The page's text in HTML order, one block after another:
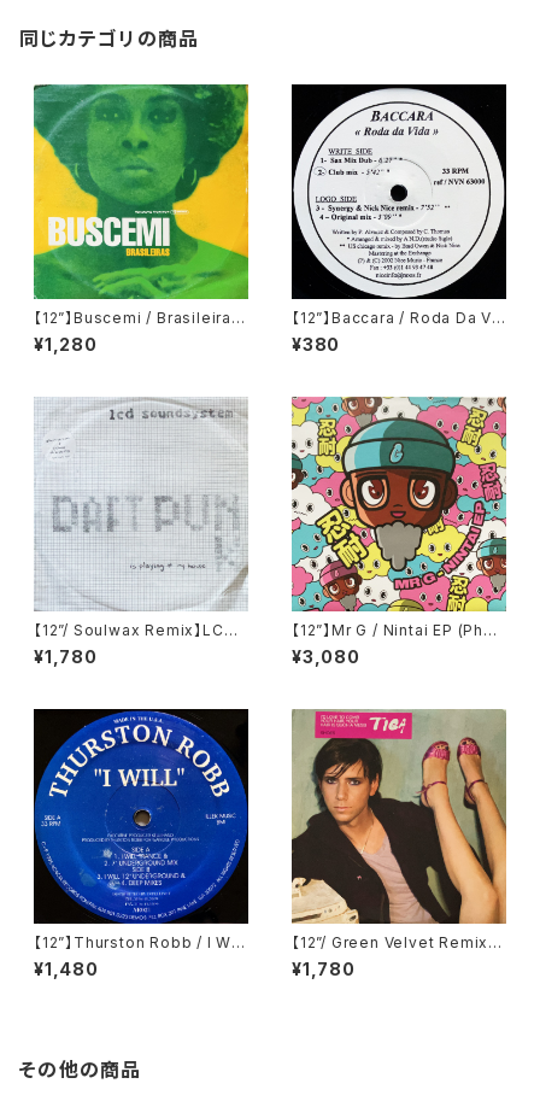
同じカテゴリの商品
【12”】Buscemi / Brasileiras
(Downsall Plastics) (DSL 0
42)
¥1,280
【12”】Baccara / Roda Da Vi
da (Nice Music) (NVN 630
00)
¥380
【12”/ Soulwax Remix】LCD
Soundsystem / Daft Punk I
s Playing At My House (DF
¥1,780
【12”】Mr G / Nintai EP (Phoe
nix G.) (PG077)
¥3,080
【12”】Thurston Robb / I Will
(Acacia Records) (AR021)
¥1,480
【12”/ Green Velvet Remix】
Tiga / Shoes (Different) (D
IFB 1216T)
¥1,780
その他の商品